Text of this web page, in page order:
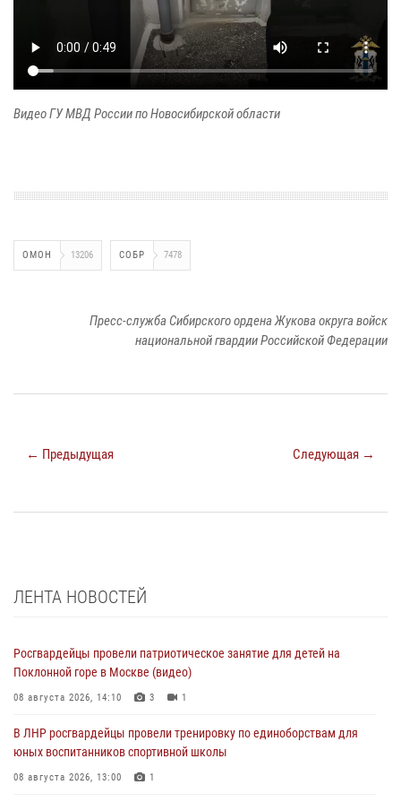
Видео ГУ МВД России по Новосибирской области
ОМОН 13206 СОБР 7478
Пресс-служба Сибирского ордена Жукова округа войск
национальной гвардии Российской Федерации
← Предыдущая Следующая →
ЛЕНТА НОВОСТЕЙ
Росгвардейцы провели патриотическое занятие для детей на
Поклонной горе в Москве (видео)
08 августа 2026, 14:10 3 1
В ЛНР росгвардейцы провели тренировку по единоборствам для
юных воспитанников спортивной школы
08 августа 2026, 13:00 1